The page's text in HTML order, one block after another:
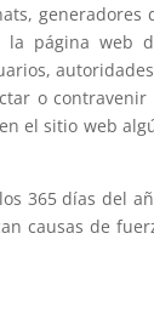
generadores
la página web
o contravenir
el sitio web
365 días del
causas de